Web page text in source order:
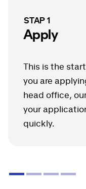
STAP 1
Apply
This is the
you are
head office,
your
quickly.